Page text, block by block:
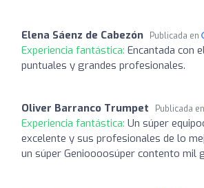
Elena Sáenz de Cabezón Publicada en
Experiencia fantástica: Encantada con
puntuales y grandes profesionales.
Oliver Barranco Trumpet Publicada en
Experiencia fantástica: Un súper
excelente y sus profesionales de lo
un súper Genioooosúper contento mil